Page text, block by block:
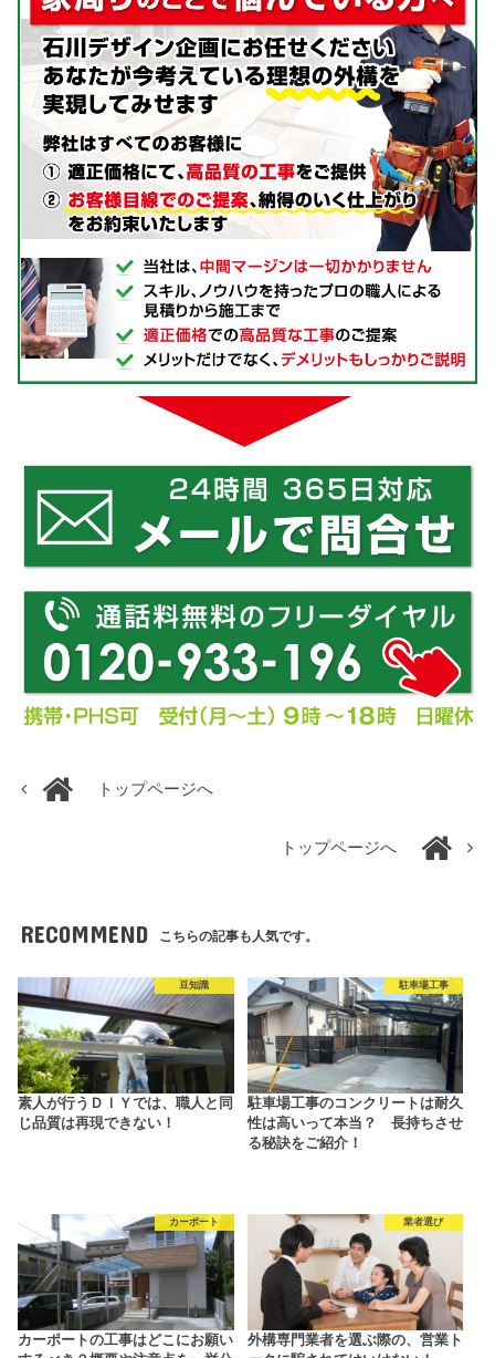
トップページへ
トップページへ
RECOMMEND こちらの記事も人気です。
豆知識
素人が行うＤＩＹでは、職人と同
じ品質は再現できない！
駐車場工事
駐車場工事のコンクリートは耐久
性は高いって本当？ 長持ちさせ
る秘訣をご紹介！
カーポート
カーポートの工事はどこにお願い
業者選び
外構専門業者を選ぶ際の、営業ト